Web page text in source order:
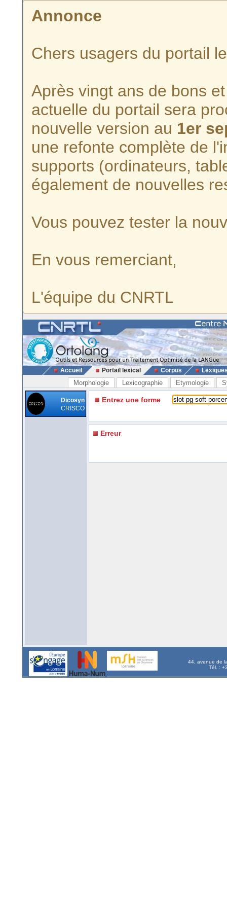
Annonce
Chers usagers du portail
Après vingt ans de bons
actuelle du portail sera
nouvelle version au 1er
une refonte complète de
supports (ordinateurs,
également de nouvelles
Vous pouvez tester la
En vous remerciant,
L'équipe du CNRTL
Accueil Portail lexical Corpus
Morphologie Lexicographie Etymologie
Dicosyn
CRISCO
Entrez une forme
Erreur
44, avenue de
Tél. :